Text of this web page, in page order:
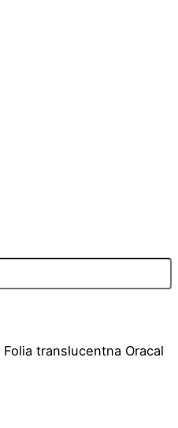
Folia translucentna Oracal